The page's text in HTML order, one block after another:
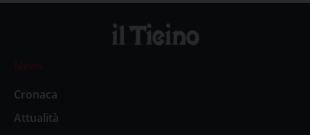
News
Cronaca
Attualità